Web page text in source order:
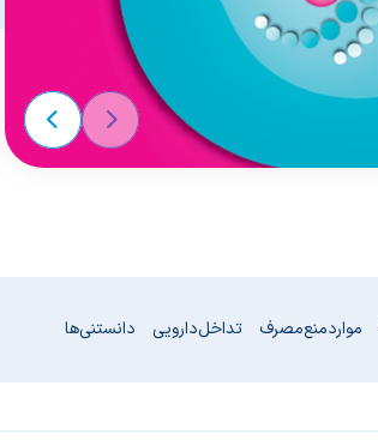
موارد منع مصرف تداخل دارویی دانستنی‌ها